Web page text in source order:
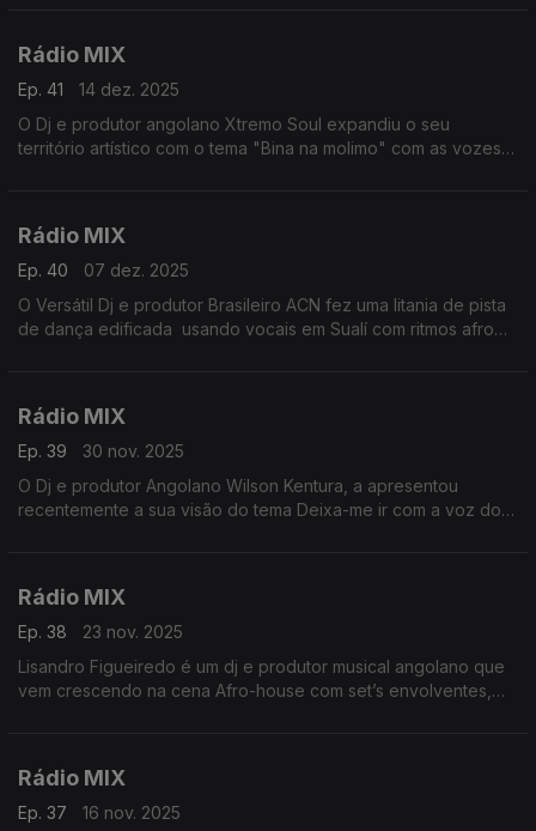
Rádio MIX
Ep. 41
14 dez. 2025
O Dj e produtor angolano Xtremo Soul expandiu o seu
território artístico com o tema "Bina na molimo" com as vozes
Rádio MIX
Ep. 40
07 dez. 2025
O Versátil Dj e produtor Brasileiro ACN fez uma litania de pista
de dança edificada usando vocais em Sualí com ritmos afro
Rádio MIX
Ep. 39
30 nov. 2025
O Dj e produtor Angolano Wilson Kentura, a apresentou
recentemente a sua visão do tema Deixa-me ir com a voz do
Rádio MIX
Ep. 38
23 nov. 2025
Lisandro Figueiredo é um dj e produtor musical angolano que
vem crescendo na cena Afro-house com set’s envolventes,
Rádio MIX
Ep. 37
16 nov. 2025